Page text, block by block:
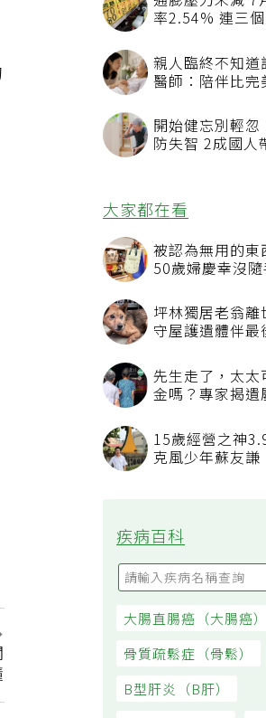
通膨壓力未減 7
率2.54% 連三
親人臨終不知
醫師：陪伴比
開始健忘別輕
防失智 2成國人
大家都在看
被認為無用的
50歲婦慶幸沒
坪林獨居老翁
守屋護遺體伴
先生走了，太
15歲經營之神
克風少年蘇友
疾病百科